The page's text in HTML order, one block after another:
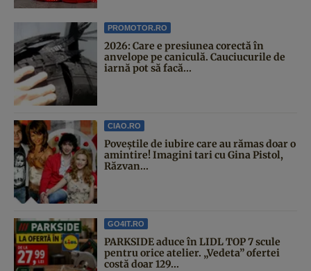
PROMOTOR.RO
2026: Care e presiunea corectă în
anvelope pe caniculă. Cauciucurile de
iarnă pot să facă...
CIAO.RO
Poveştile de iubire care au rămas doar o
amintire! Imagini tari cu Gina Pistol,
Răzvan...
GO4IT.RO
PARKSIDE aduce în LIDL TOP 7 scule
pentru orice atelier. „Vedeta” ofertei
costă doar 129...